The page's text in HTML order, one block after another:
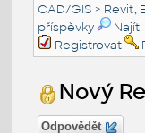
CAD/GIS > Revit,
příspěvky
Najít
Registrovat
Nový
Odpovědět